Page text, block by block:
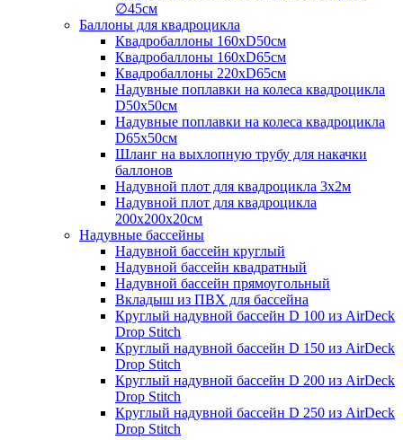
∅45см
Баллоны для квадроцикла
Квадробаллоны 160хD50см
Квадробаллоны 160хD65см
Квадробаллоны 220хD65см
Надувные поплавки на колеса квадроцикла
D50х50см
Надувные поплавки на колеса квадроцикла
D65х50см
Шланг на выхлопную трубу для накачки
баллонов
Надувной плот для квадроцикла 3х2м
Надувной плот для квадроцикла
200х200х20см
Надувные бассейны
Надувной бассейн круглый
Надувной бассейн квадратный
Надувной бассейн прямоугольный
Вкладыш из ПВХ для бассейна
Круглый надувной бассейн D 100 из AirDeck
Drop Stitch
Круглый надувной бассейн D 150 из AirDeck
Drop Stitch
Круглый надувной бассейн D 200 из AirDeck
Drop Stitch
Круглый надувной бассейн D 250 из AirDeck
Drop Stitch